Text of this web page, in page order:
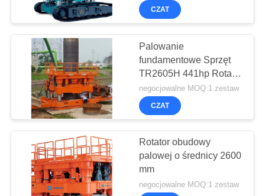
CZAT
Palowanie
fundamentowe Sprzęt
TR2605H 441hp Rotator
obudowy
negocjowalne MOQ:1 zestaw
CZAT
Rotator obudowy
palowej o średnicy 2600
mm
negocjowalne MOQ:1 zestaw